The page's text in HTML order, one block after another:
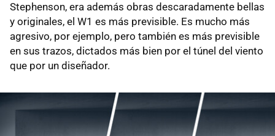
Stephenson, era además obras descaradamente bellas
y originales, el W1 es más previsible. Es mucho más
agresivo, por ejemplo, pero también es más previsible
en sus trazos, dictados más bien por el túnel del viento
que por un diseñador.